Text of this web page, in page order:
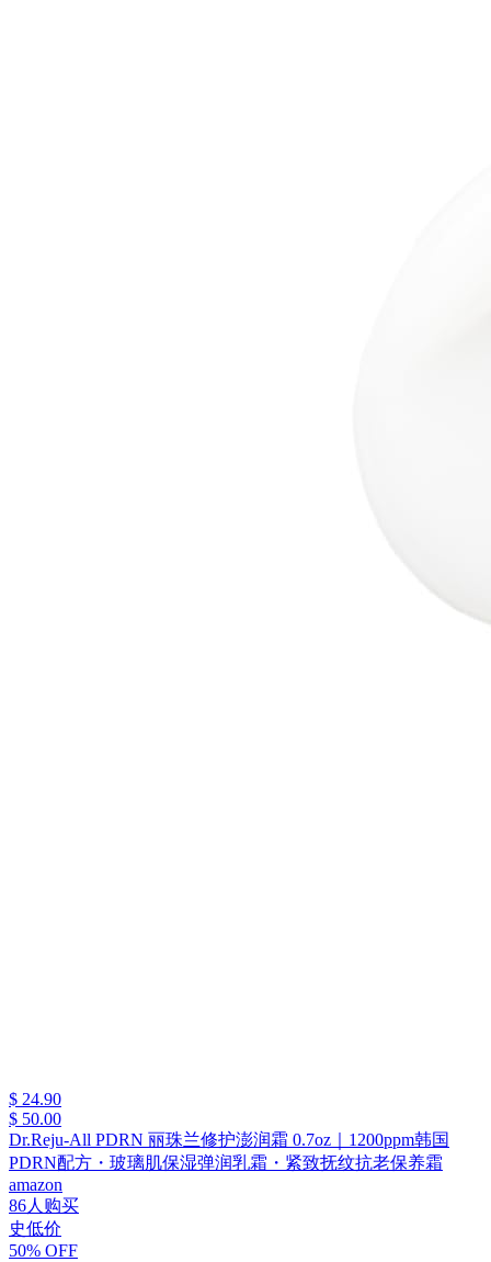
$ 24.90
$ 50.00
Dr.Reju-All PDRN 丽珠兰修护澎润霜 0.7oz｜1200ppm韩国
PDRN配方・玻璃肌保湿弹润乳霜・紧致抚纹抗老保养霜
amazon
86人购买
史低价
50% OFF